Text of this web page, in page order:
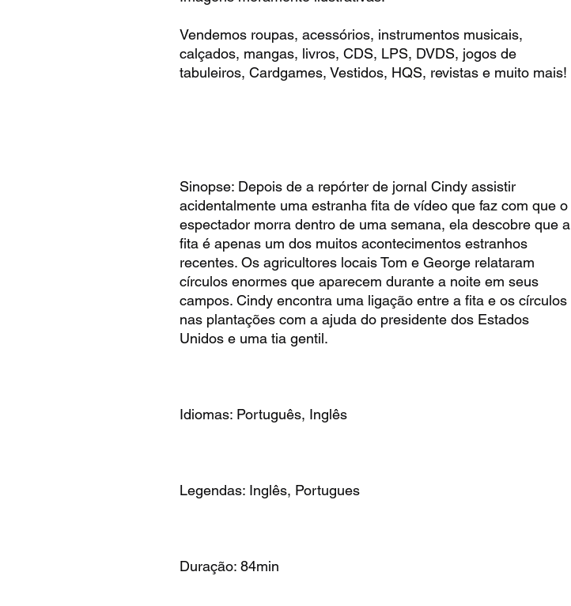
Vendemos roupas, acessórios, instrumentos musicais,
calçados, mangas, livros, CDS, LPS, DVDS, jogos de
tabuleiros, Cardgames, Vestidos, HQS, revistas e muito mais!
Sinopse: Depois de a repórter de jornal Cindy assistir
acidentalmente uma estranha fita de vídeo que faz com que o
espectador morra dentro de uma semana, ela descobre que a
fita é apenas um dos muitos acontecimentos estranhos
recentes. Os agricultores locais Tom e George relataram
círculos enormes que aparecem durante a noite em seus
campos. Cindy encontra uma ligação entre a fita e os círculos
nas plantações com a ajuda do presidente dos Estados
Unidos e uma tia gentil.
Idiomas: Português, Inglês
Legendas: Inglês, Portugues
Duração: 84min